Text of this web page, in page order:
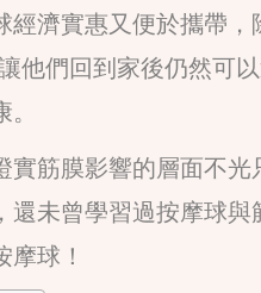
濟實惠又便於攜帶
他們回到家後仍然可
筋膜影響的層面不
未曾學習過按摩球
球！